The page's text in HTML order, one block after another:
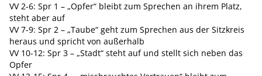
VV 2-6: Spr 1 – „Opfer“ bleibt zum Sprechen an ihrem Platz,
steht aber auf
VV 7-9: Spr 2 – „Taube“ geht zum Sprechen aus der Sitzkreis
heraus und spricht von außerhalb
VV 10-12: Spr 3 – „Stadt“ steht auf und stellt sich neben das
Opfer